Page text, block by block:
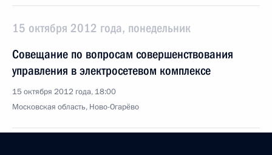
15 октября 2012 года, понедельник
Совещание по вопросам совершенствования
управления в электросетевом комплексе
15 октября 2012 года, 18:00
Московская область, Ново-Огарёво